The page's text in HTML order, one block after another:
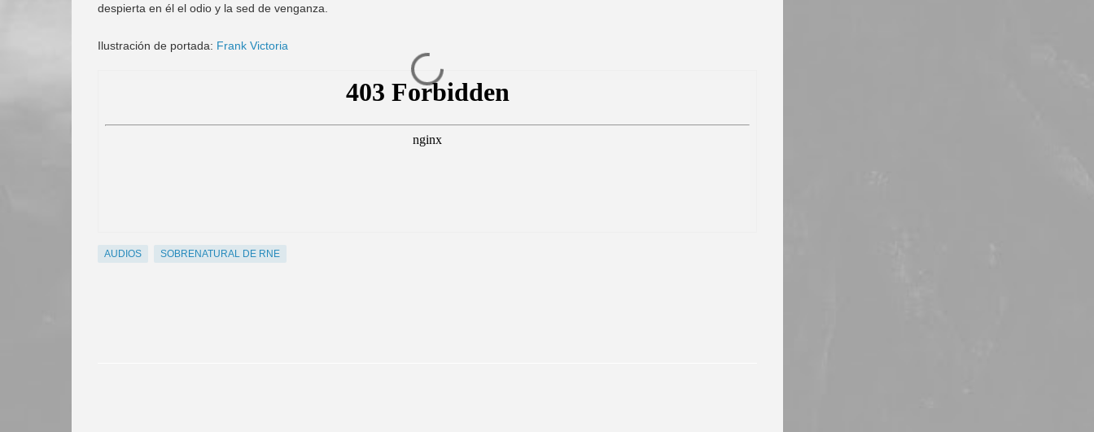
despierta en él el odio y la sed de venganza.
Ilustración de portada: Frank Victoria
AUDIOS SOBRENATURAL DE RNE